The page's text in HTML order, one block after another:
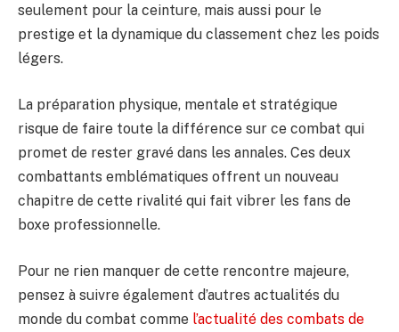
seulement pour la ceinture, mais aussi pour le
prestige et la dynamique du classement chez les poids
légers.
La préparation physique, mentale et stratégique
risque de faire toute la différence sur ce combat qui
promet de rester gravé dans les annales. Ces deux
combattants emblématiques offrent un nouveau
chapitre de cette rivalité qui fait vibrer les fans de
boxe professionnelle.
Pour ne rien manquer de cette rencontre majeure,
pensez à suivre également d’autres actualités du
monde du combat comme l’actualité des combats de